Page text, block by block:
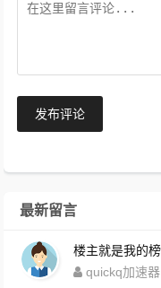
发布评论
最新留言
楼主就是我的
quickq加速器